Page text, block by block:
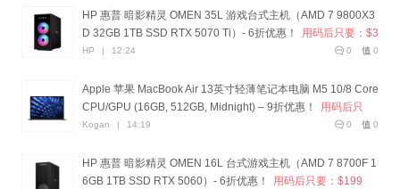
HP 惠普 暗影精灵 OMEN 35L 游戏台式主机（AMD 7 9800X3
D 32GB 1TB SSD RTX 5070 Ti）- 6折优惠！
用码后只要：$3
699！
0
0
HP 12:24
Apple 苹果 MacBook Air 13英寸轻薄笔记本电脑 M5 10/8 Core
CPU/GPU (16GB, 512GB, Midnight) – 9折优惠！
用码后只
要：$1555！
0
0
Kogan 14:19
HP 惠普 暗影精灵 OMEN 16L 台式游戏主机（AMD 7 8700F 1
6GB 1TB SSD RTX 5060）- 6折优惠！
用码后只要：$199